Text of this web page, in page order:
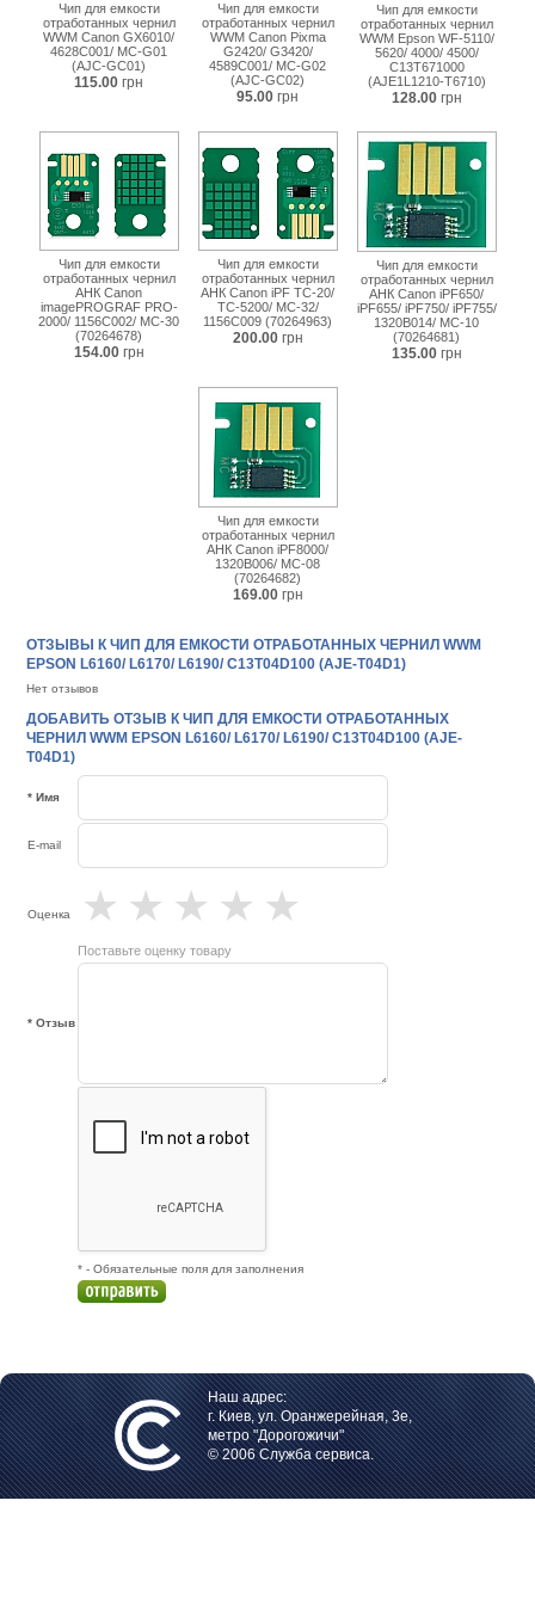
Чип для емкости
отработанных чернил
WWM Canon GX6010/
4628C001/ MC-G01
(AJC-GC01)
115.00 грн
Чип для емкости
отработанных чернил
WWM Canon Pixma
G2420/ G3420/
4589C001/ MC-G02
(AJC-GC02)
95.00 грн
Чип для емкости
отработанных чернил
WWM Epson WF-5110/
5620/ 4000/ 4500/
C13T671000
(AJE1L1210-T6710)
128.00 грн
Чип для емкости
отработанных чернил
АНК Canon
imagePROGRAF PRO-
2000/ 1156C002/ MC-30
(70264678)
154.00 грн
Чип для емкости
отработанных чернил
АНК Canon iPF TC-20/
TC-5200/ MC-32/
1156C009 (70264963)
200.00 грн
Чип для емкости
отработанных чернил
АНК Canon iPF650/
iPF655/ iPF750/ iPF755/
1320B014/ MC-10
(70264681)
135.00 грн
Чип для емкости
отработанных чернил
АНК Canon iPF8000/
1320B006/ MC-08
(70264682)
169.00 грн
ОТЗЫВЫ К ЧИП ДЛЯ ЕМКОСТИ ОТРАБОТАННЫХ ЧЕРНИЛ WWM
EPSON L6160/ L6170/ L6190/ C13T04D100 (AJE-T04D1)
Нет отзывов
ДОБАВИТЬ ОТЗЫВ К ЧИП ДЛЯ ЕМКОСТИ ОТРАБОТАННЫХ
ЧЕРНИЛ WWM EPSON L6160/ L6170/ L6190/ C13T04D100 (AJE-
T04D1)
* Имя
E-mail
Оценка ★
★
★
★
★
Поставьте оценку товару
* Отзыв
* - Обязательные поля для заполнения
Наш адрес:
г. Киев, ул. Оранжерейная, 3е,
метро "Дорогожичи"
© 2006 Служба сервиса.